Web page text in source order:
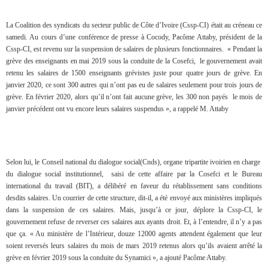
La Coalition des syndicats du secteur public de Côte d’Ivoire (Cssp-CI) était au créneau ce
samedi. Au cours d’une conférence de presse à Cocody, Pacôme Attaby, président de la
Cssp-CI, est revenu sur la suspension de salaires de plusieurs fonctionnaires. « Pendant la
grève des enseignants en mai 2019 sous la conduite de la Cosefci, le gouvernement avait
retenu les salaires de 1500 enseignants grévistes juste pour quatre jours de grève. En
janvier 2020, ce sont 300 autres qui n’ont pas eu de salaires seulement pour trois jours de
grève. En février 2020, alors qu’il n’ont fait aucune grève, les 300 non payés le mois de
janvier précédent ont vu encore leurs salaires suspendus », a rappelé M. Attaby
Selon lui, le Conseil national du dialogue social(Cnds), organe tripartite ivoirien en charge
du dialogue social institutionnel, saisi de cette affaire par la Cosefci et le Bureau
international du travail (BIT), a délibéré en faveur du rétablissement sans conditions
desdits salaires. Un courrier de cette structure, dit-il, a été envoyé aux ministères impliqués
dans la suspension de ces salaires. Mais, jusqu’à ce jour, déplore la Cssp-CI, le
gouvernement refuse de reverser ces salaires aux ayants droit. Et, à l’entendre, il n’y a pas
que ça. « Au ministère de l’Intérieur, douze 12000 agents attendent également que leur
soient reversés leurs salaires du mois de mars 2019 retenus alors qu’ils avaient arrêté la
grève en février 2019 sous la conduite du Synamici », a ajouté Pacôme Attaby.